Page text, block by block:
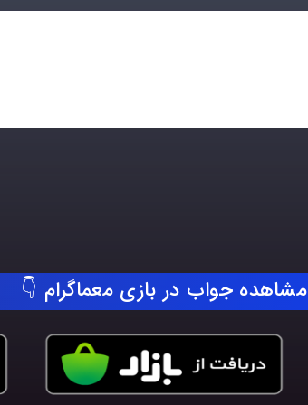
مشاهده جواب در بازی معماگرام 👇